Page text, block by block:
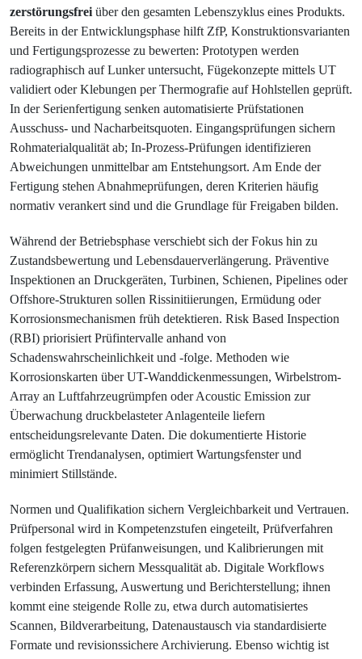
zerstörungsfrei über den gesamten Lebenszyklus eines Produkts.
Bereits in der Entwicklungsphase hilft ZfP, Konstruktionsvarianten
und Fertigungsprozesse zu bewerten: Prototypen werden
radiographisch auf Lunker untersucht, Fügekonzepte mittels UT
validiert oder Klebungen per Thermografie auf Hohlstellen geprüft.
In der Serienfertigung senken automatisierte Prüfstationen
Ausschuss- und Nacharbeitsquoten. Eingangsprüfungen sichern
Rohmaterialqualität ab; In-Prozess-Prüfungen identifizieren
Abweichungen unmittelbar am Entstehungsort. Am Ende der
Fertigung stehen Abnahmeprüfungen, deren Kriterien häufig
normativ verankert sind und die Grundlage für Freigaben bilden.
Während der Betriebsphase verschiebt sich der Fokus hin zu
Zustandsbewertung und Lebensdauerverlängerung. Präventive
Inspektionen an Druckgeräten, Turbinen, Schienen, Pipelines oder
Offshore-Strukturen sollen Rissinitiierungen, Ermüdung oder
Korrosionsmechanismen früh detektieren. Risk Based Inspection
(RBI) priorisiert Prüfintervalle anhand von
Schadenswahrscheinlichkeit und -folge. Methoden wie
Korrosionskarten über UT-Wanddickenmessungen, Wirbelstrom-
Array an Luftfahrzeugrümpfen oder Acoustic Emission zur
Überwachung druckbelasteter Anlagenteile liefern
entscheidungsrelevante Daten. Die dokumentierte Historie
ermöglicht Trendanalysen, optimiert Wartungsfenster und
minimiert Stillstände.
Normen und Qualifikation sichern Vergleichbarkeit und Vertrauen.
Prüfpersonal wird in Kompetenzstufen eingeteilt, Prüfverfahren
folgen festgelegten Prüfanweisungen, und Kalibrierungen mit
Referenzkörpern sichern Messqualität ab. Digitale Workflows
verbinden Erfassung, Auswertung und Berichterstellung; ihnen
kommt eine steigende Rolle zu, etwa durch automatisiertes
Scannen, Bildverarbeitung, Datenaustausch via standardisierte
Formate und revisionssichere Archivierung. Ebenso wichtig ist